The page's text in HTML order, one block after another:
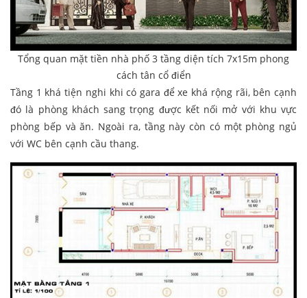
Tổng quan mặt tiền nhà phố 3 tầng diện tích 7x15m phong
cách tân cổ điển
Tầng 1 khá tiện nghi khi có gara để xe khá rộng rãi, bên cạnh
đó là phòng khách sang trọng được kết nối mở với khu vực
phòng bếp và ăn. Ngoài ra, tầng này còn có một phòng ngủ
với WC bên cạnh cầu thang.